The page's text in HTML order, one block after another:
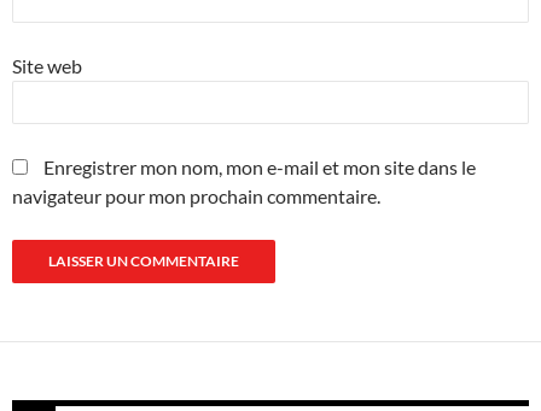
Site web
Enregistrer mon nom, mon e-mail et mon site dans le
navigateur pour mon prochain commentaire.